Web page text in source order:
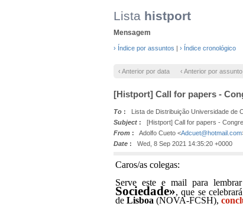
Lista histport
Mensagem
› Índice por assuntos | › Índice cronológico
‹ Anterior por data ‹ Anterior por assunto
[Histport] Call for papers -
To : Lista de Distribuição Universidade de
Subject : [Histport] Call for papers -
From : Adolfo Cueto <Adcuet@hotmail.com
Date : Wed, 8 Sep 2021 14:35:20 +0000
Caros/as colegas:
Serve este e mail para
Sociedade», que se
de Lisboa (NOVA-FCSH),